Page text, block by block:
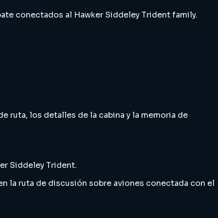
conectados al Hawker Siddeley Trident family.
ruta, los detalles de la cabina y la memoria de
Siddeley Trident.
la ruta de discusión sobre aviones conectada con el